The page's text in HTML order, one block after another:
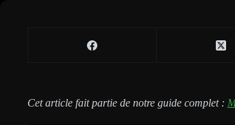
Cet article fait partie de notre guide complet :